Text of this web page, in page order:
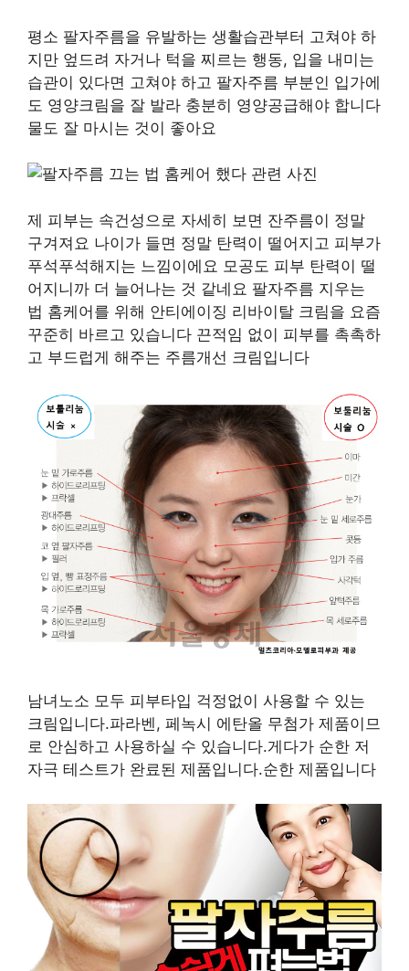
평소 팔자주름을 유발하는 생활습관부터 고쳐야 하
지만 엎드려 자거나 턱을 찌르는 행동, 입을 내미는
습관이 있다면 고쳐야 하고 팔자주름 부분인 입가에
도 영양크림을 잘 발라 충분히 영양공급해야 합니다
물도 잘 마시는 것이 좋아요
제 피부는 속건성으로 자세히 보면 잔주름이 정말
구겨져요 나이가 들면 정말 탄력이 떨어지고 피부가
푸석푸석해지는 느낌이에요 모공도 피부 탄력이 떨
어지니까 더 늘어나는 것 같네요 팔자주름 지우는
법 홈케어를 위해 안티에이징 리바이탈 크림을 요즘
꾸준히 바르고 있습니다 끈적임 없이 피부를 촉촉하
고 부드럽게 해주는 주름개선 크림입니다
남녀노소 모두 피부타입 걱정없이 사용할 수 있는
크림입니다.파라벤, 페녹시 에탄올 무첨가 제품이므
로 안심하고 사용하실 수 있습니다.게다가 순한 저
자극 테스트가 완료된 제품입니다.순한 제품입니다